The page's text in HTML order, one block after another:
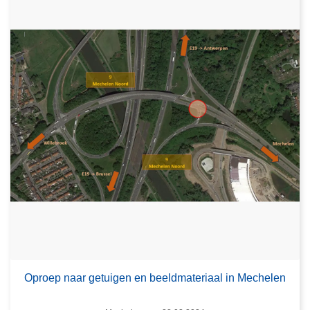
Oproep naar getuigen en beeldmateriaal in Mechelen